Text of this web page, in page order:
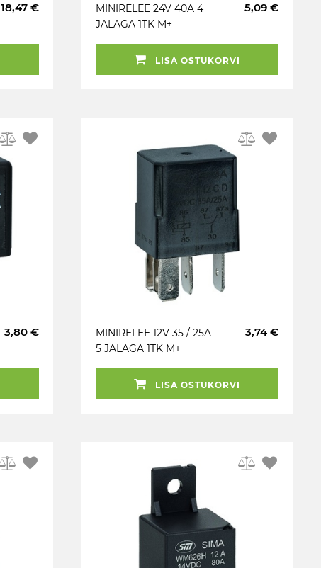
18,47 €
MINIRELEE 24V 40A 4
JALAGA 1TK M+
5,09 €
LISA OSTUKORVI
3,80 €
MINIRELEE 12V 35 / 25A
5 JALAGA 1TK M+
3,74 €
LISA OSTUKORVI